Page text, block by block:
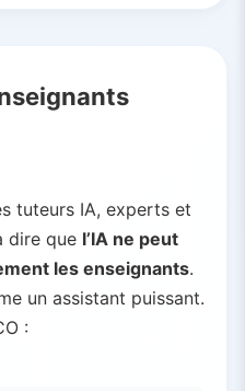
tuteurs IA, experts et
dire que l’IA ne peut
les enseignants.
un assistant puissant.
: